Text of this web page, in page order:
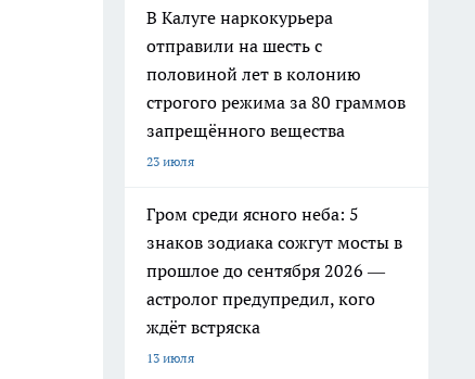
В Калуге наркокурьера
отправили на шесть с
половиной лет в колонию
строгого режима за 80 граммов
запрещённого вещества
23 июля
Гром среди ясного неба: 5
знаков зодиака сожгут мосты в
прошлое до сентября 2026 —
астролог предупредил, кого
ждёт встряска
13 июля